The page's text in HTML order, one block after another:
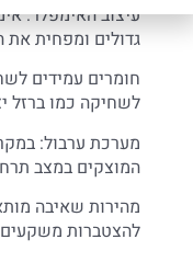
עיצוב האימפלר:
גדולים ומפחית את
חומרים עמידים
לשחיקה כמו ברזל
המוצקים במצב
מהירות שאיבה
להצטברות משקעים.